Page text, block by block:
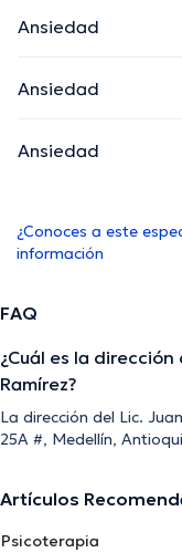
Ansiedad
Ansiedad
Ansiedad
¿Conoces a este
información
FAQ
¿Cuál es la
Ramírez?
La dirección del Lic.
25A #, Medellín,
Artículos
Psicoterapia